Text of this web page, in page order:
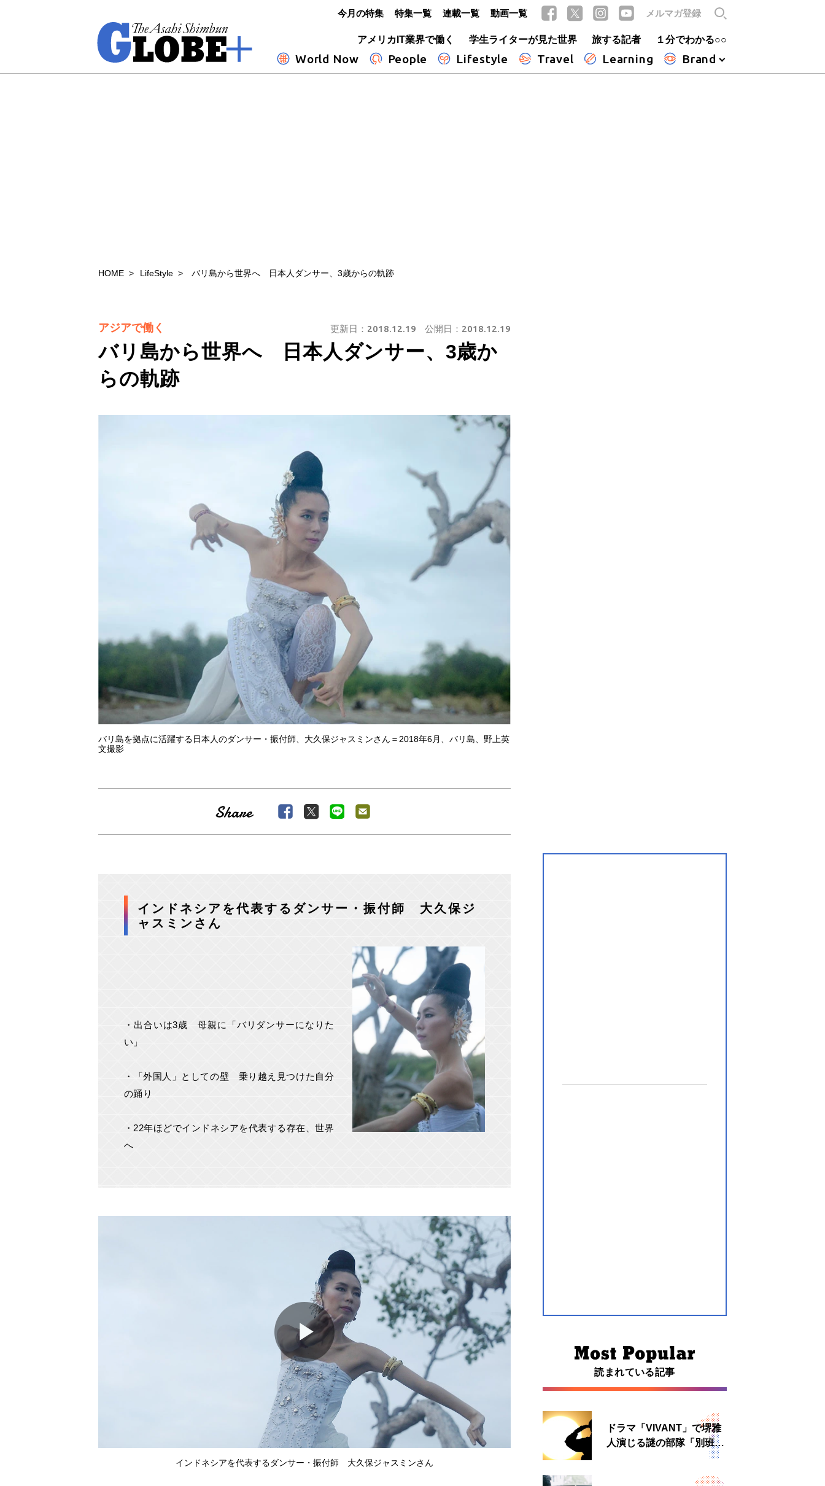
アメリカIT業界で働く
学生ライターが見た世界 旅する記者 １分でわかる○○
World Now People Lifestyle Travel Learning Brand
今月の特集 特集一覧 連載一覧 動画一覧 メルマガ登録
HOME LifeStyle バリ島から世界へ 日本人ダンサー、3歳からの軌跡
バリ島から世界へ 日本人ダンサー、3歳か
らの軌跡
アジアで働く 更新日： 2018.12.19 公開日： 2018.12.19
バリ島を拠点に活躍する日本人のダンサー・振付師、大久保ジャスミンさん＝2018年6月、バリ島、野上英
文撮影
インドネシアを代表するダンサー・振付師 大久保ジ
ャスミンさん
・出合いは3歳 母親に「バリダンサーになりた
い」
・「外国人」としての壁 乗り越え見つけた自分
の踊り
・22年ほどでインドネシアを代表する存在、世界
へ
Play
Video
インドネシアを代表するダンサー・振付師 大久保ジャスミンさん
読まれている記事
ドラマ「VIVANT」で堺雅
人演じる謎の部隊「別班」
は実在する？内情知る人物